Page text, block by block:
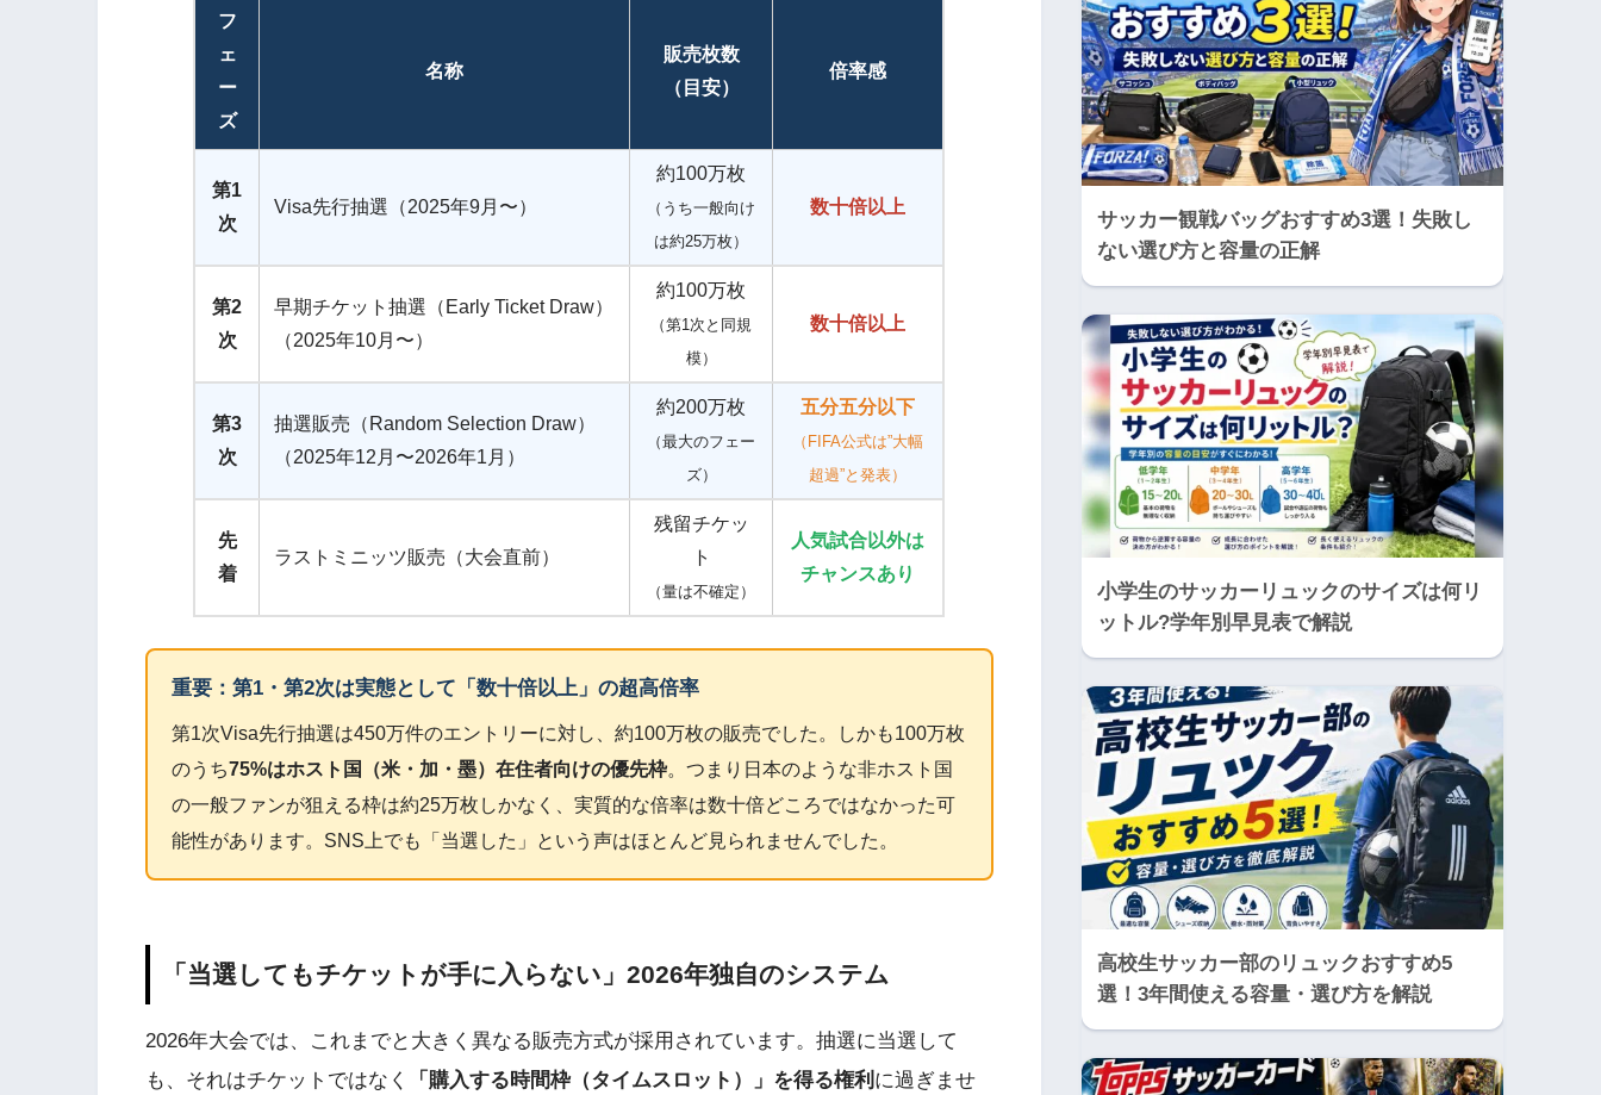
フ
ェ
ー
ズ
名称
販売枚数
（目安）
倍率感
第1
次
Visa先行抽選（2025年9月〜）
約100万枚
（うち一般向け
は約25万枚）
数十倍以上
第2
次
早期チケット抽選（Early Ticket Draw）
（2025年10月〜）
約100万枚
（第1次と同規
模）
数十倍以上
第3
次
抽選販売（Random Selection Draw）
（2025年12月〜2026年1月）
約200万枚
（最大のフェー
ズ）
五分五分以下
（FIFA公式は”大幅
超過”と発表）
先
着
ラストミニッツ販売（大会直前）
残留チケッ
ト
（量は不確定）
人気試合以外は
チャンスあり
重要：第1・第2次は実態として「数十倍以上」の超高倍率
第1次Visa先行抽選は450万件のエントリーに対し、約100万枚の販売でした。しかも100万枚
のうち75%はホスト国（米・加・墨）在住者向けの優先枠。つまり日本のような非ホスト国
の一般ファンが狙える枠は約25万枚しかなく、実質的な倍率は数十倍どころではなかった可
能性があります。SNS上でも「当選した」という声はほとんど見られませんでした。
「当選してもチケットが手に入らない」2026年独自のシステム
2026年大会では、これまでと大きく異なる販売方式が採用されています。抽選に当選して
も、それはチケットではなく
「購入する時間枠（タイムスロット）」を得る権利 に過ぎませ
サッカー観戦バッグおすすめ3選！失敗し
ない選び方と容量の正解
小学生のサッカーリュックのサイズは何リ
ットル?学年別早見表で解説
高校生サッカー部のリュックおすすめ5
選！3年間使える容量・選び方を解説